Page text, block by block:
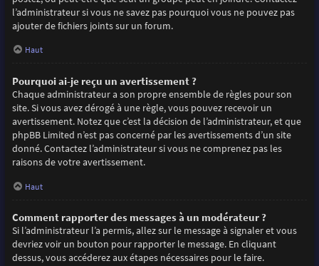
l’administrateur si vous ne savez pas pourquoi vous ne pouvez pas
ajouter de fichiers joints sur un forum.
Haut
Pourquoi ai-je reçu un avertissement ?
Chaque administrateur a son propre ensemble de règles pour son
site. Si vous avez dérogé à une règle, vous pouvez recevoir un
avertissement. Notez que c’est la décision de l’administrateur, et que
phpBB Limited n’est pas concerné par les avertissements d’un site
donné. Contactez l’administrateur si vous ne comprenez pas les
raisons de votre avertissement.
Haut
Comment rapporter des messages à un modérateur ?
Si l’administrateur l’a permis, allez sur le message à signaler et vous
devriez voir un bouton pour rapporter le message. En cliquant
dessus, vous accéderez aux étapes nécessaires pour le faire.